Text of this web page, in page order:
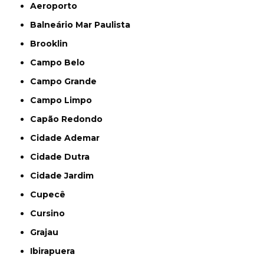
Aeroporto
Balneário Mar Paulista
Brooklin
Campo Belo
Campo Grande
Campo Limpo
Capão Redondo
Cidade Ademar
Cidade Dutra
Cidade Jardim
Cupecê
Cursino
Grajau
Ibirapuera